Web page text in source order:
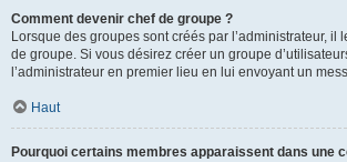
Comment devenir chef de groupe ?
Lorsque des groupes sont créés par l’administrateur, il
de groupe. Si vous désirez créer un groupe
l’administrateur en premier lieu en lui envoyant un
Haut
Pourquoi certains membres apparaissent dans une